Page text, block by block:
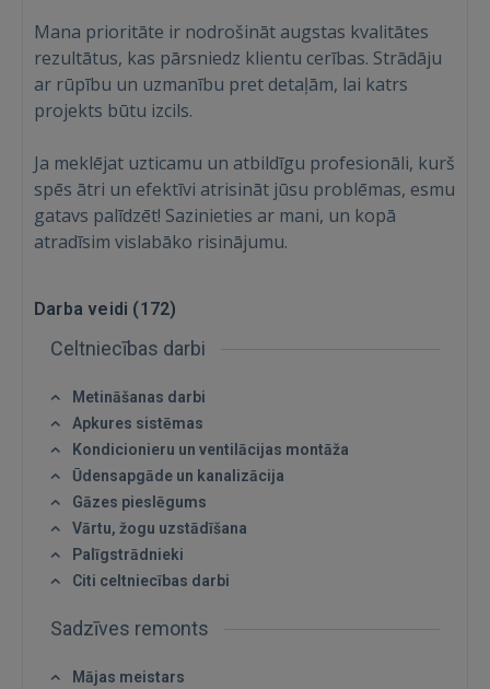
Mana prioritāte ir nodrošināt augstas kvalitātes
rezultātus, kas pārsniedz klientu cerības. Strādāju
ar rūpību un uzmanību pret detaļām, lai katrs
projekts būtu izcils.
Ja meklējat uzticamu un atbildīgu profesionāli, kurš
spēs ātri un efektīvi atrisināt jūsu problēmas, esmu
gatavs palīdzēt! Sazinieties ar mani, un kopā
atradīsim vislabāko risinājumu.
Darba veidi (172)
Celtniecības darbi
Metināšanas darbi
Apkures sistēmas
Kondicionieru un ventilācijas montāža
Ūdensapgāde un kanalizācija
Gāzes pieslēgums
Vārtu, žogu uzstādīšana
Palīgstrādnieki
Citi celtniecības darbi
Sadzīves remonts
Mājas meistars